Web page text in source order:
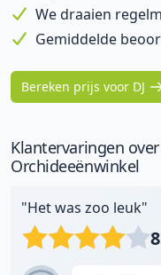
We draaien
Gemiddelde
Bereken prijs voor DJ
Klantervaringen
Orchideeënwinkel
"Het was zoo leuk"